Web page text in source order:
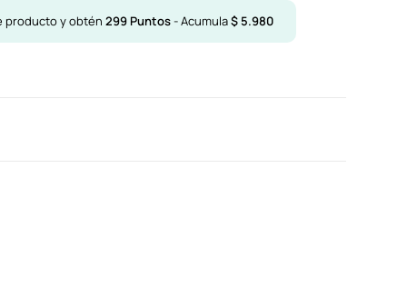
producto y obtén299Puntos- Acumula$ 5.980